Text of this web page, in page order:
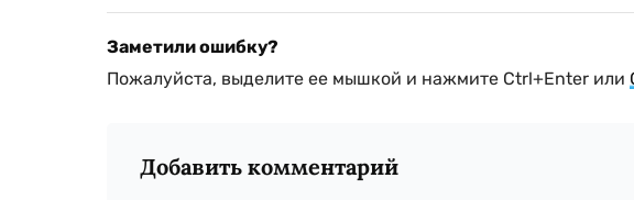
Заметили ошибку?
Пожалуйста, выделите ее мышкой и нажмите Ctrl+Enter или
Добавить комментарий